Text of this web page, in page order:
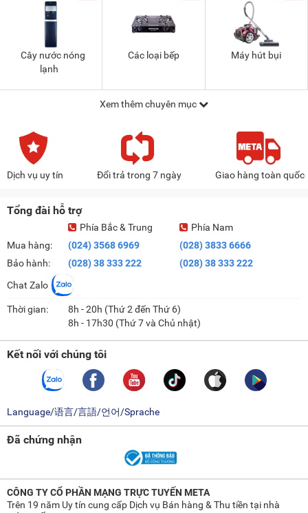
Cây nước nóng
lạnh
Các loại bếp Máy hút bụi
Xem thêm chuyên mục
Dịch vụ uy tín Đổi trả trong 7 ngày Giao hàng toàn quốc
Tổng đài hỗ trợ
Mua hàng:
Bảo hành:
Phía Bắc & Trung
(024) 3568 6969
(028) 38 333 222
Phía Nam
(028) 3833 6666
(028) 38 333 222
Chat Zalo
Thời gian:
8h - 20h (Thứ 2 đến Thứ 6)
8h - 17h30 (Thứ 7 và Chủ nhật)
Kết nối với chúng tôi
Language/语言/言語/언어/Sprache
Đã chứng nhận
CÔNG TY CỔ PHẦN MẠNG TRỰC TUYẾN META
Trên 19 năm Uy tín cung cấp Dịch vụ Bán hàng & Thu tiền tại nhà